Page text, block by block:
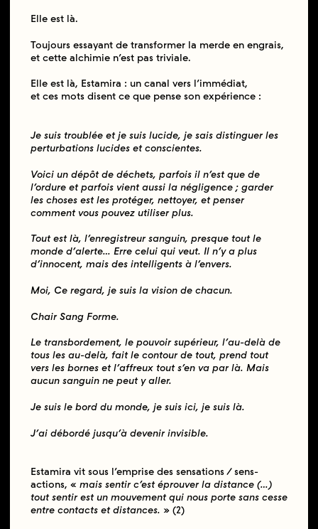
Elle est là.
Toujours essayant de transformer la merde en engrais,
et cette alchimie n’est pas triviale.
Elle est là, Estamira : un canal vers l’immédiat,
et ces mots disent ce que pense son expérience :
Je suis troublée et je suis lucide, je sais distinguer les
perturbations lucides et conscientes.
Voici un dépôt de déchets, parfois il n’est que de
l’ordure et parfois vient aussi la négligence ; garder
les choses est les protéger, nettoyer, et penser
comment vous pouvez utiliser plus.
Tout est là, l’enregistreur sanguin, presque tout le
monde d’alerte… Erre celui qui veut. Il n’y a plus
d’innocent, mais des intelligents à l’envers.
Moi, Ce regard, je suis la vision de chacun.
Chair Sang Forme.
Le transbordement, le pouvoir supérieur, l’au-delà de
tous les au-delà, fait le contour de tout, prend tout
vers les bornes et l’affreux tout s’en va par là. Mais
aucun sanguin ne peut y aller.
Je suis le bord du monde, je suis ici, je suis là.
J’ai débordé jusqu’à devenir invisible.
Estamira vit sous l’emprise des sensations / sens-
actions, « mais sentir c’est éprouver la distance (…)
tout sentir est un mouvement qui nous porte sans cesse
entre contacts et distances. » (2)